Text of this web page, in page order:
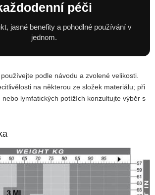
péči
jasné benefity a pohodlné používání v
jednom.
podle návodu a zvolené velikosti.
na některou ze složek materiálu; při
lymfatických potížích konzultujte výběr s